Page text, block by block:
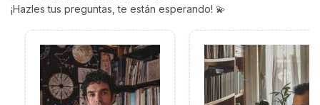
¡Hazles tus preguntas, te están esperando! 💫